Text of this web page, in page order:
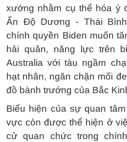
xướng nhằm cụ thể hóa ý
Ấn Độ Dương - Thái
chính quyền Biden muốn
hải quân, năng lực trên
Australia với tàu ngầm
hạt nhân, ngăn chặn mối
đồ bành trướng của Bắc
Biểu hiện của sự quan
vực còn được thể hiện ở
cử quan chức trong